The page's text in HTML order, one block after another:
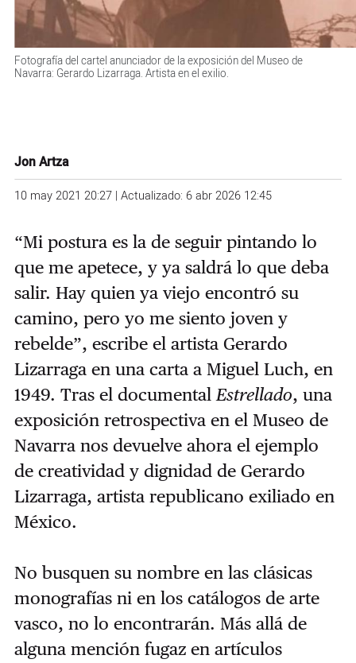
Fotografía del cartel anunciador de la exposición del Museo de
Navarra: Gerardo Lizarraga. Artista en el exilio.
Jon Artza
10 may 2021 20:27 | Actualizado: 6 abr 2026 12:45
“Mi postura es la de seguir pintando lo
que me apetece, y ya saldrá lo que deba
salir. Hay quien ya viejo encontró su
camino, pero yo me siento joven y
rebelde”, escribe el artista Gerardo
Lizarraga en una carta a Miguel Luch, en
1949. Tras el documentalEstrellado, una
exposición retrospectiva en el Museo de
Navarra nos devuelve ahora el ejemplo
de creatividad y dignidad de Gerardo
Lizarraga, artista republicano exiliado en
México.
No busquen su nombre en las clásicas
monografías ni en los catálogos de arte
vasco, no lo encontrarán. Más allá de
alguna mención fugaz en artículos